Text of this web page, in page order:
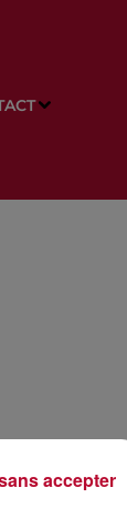
accepter